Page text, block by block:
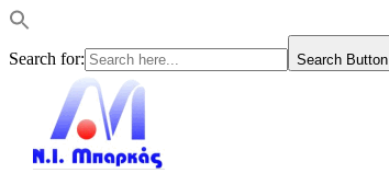
Search for: Search Button